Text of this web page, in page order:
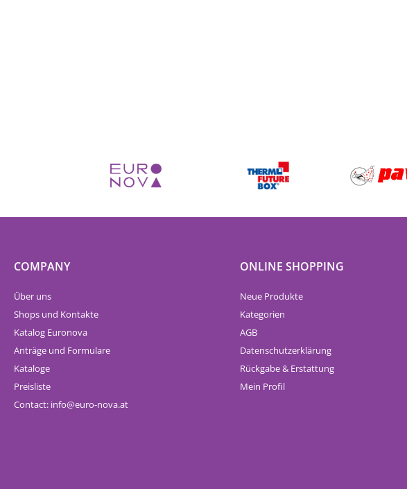
COMPANY
Über uns
Shops und Kontakte
Katalog Euronova
Anträge und Formulare
Kataloge
Preisliste
Contact: info euro-nova.at
ONLINE SHOPPING
Neue Produkte
Kategorien
AGB
Datenschutzerklärung
Rückgabe & Erstattung
Mein Profil